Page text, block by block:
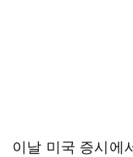
이날 미국 증시에